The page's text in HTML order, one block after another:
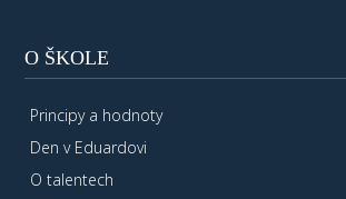
O ŠKOLE
Principy a hodnoty
Den v Eduardovi
O talentech